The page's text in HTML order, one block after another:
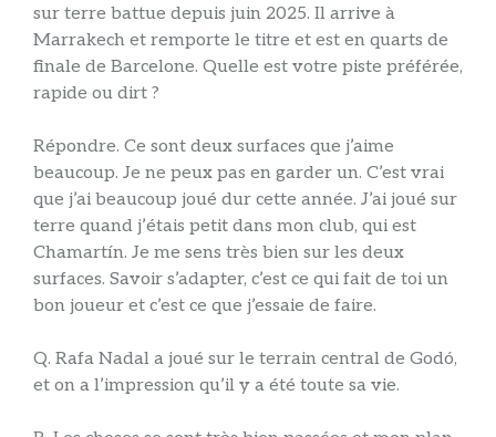
sur terre battue depuis juin 2025. Il arrive à
Marrakech et remporte le titre et est en quarts de
finale de Barcelone. Quelle est votre piste préférée,
rapide ou dirt ?
Répondre. Ce sont deux surfaces que j’aime
beaucoup. Je ne peux pas en garder un. C’est vrai
que j’ai beaucoup joué dur cette année. J’ai joué sur
terre quand j’étais petit dans mon club, qui est
Chamartín. Je me sens très bien sur les deux
surfaces. Savoir s’adapter, c’est ce qui fait de toi un
bon joueur et c’est ce que j’essaie de faire.
Q. Rafa Nadal a joué sur le terrain central de Godó,
et on a l’impression qu’il y a été toute sa vie.